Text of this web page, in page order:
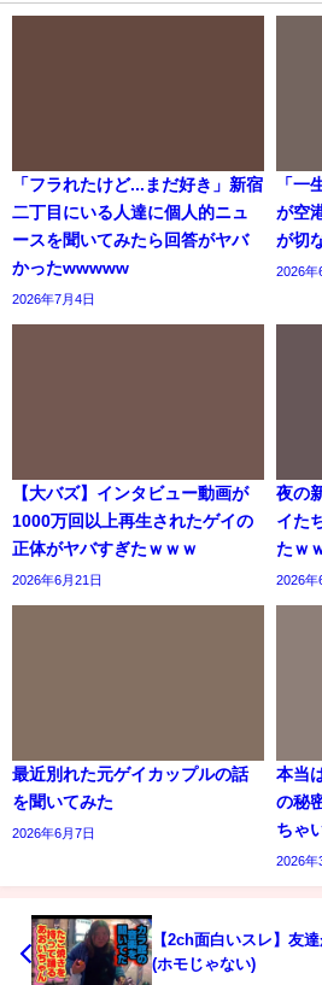
「フラれたけど...まだ好き」新宿
二丁目にいる人達に個人的ニュ
ースを聞いてみたら回答がヤバ
かったwwwww
2026年7月4日
「一
が空
が切
2026年
【大バズ】インタビュー動画が
1000万回以上再生されたゲイの
正体がヤバすぎたｗｗｗ
2026年6月21日
夜の
イた
たｗ
2026年
最近別れた元ゲイカップルの話
を聞いてみた
2026年6月7日
本当
の秘
ちゃ
2026年
【2ch面白いスレ】友
(ホモじゃない)